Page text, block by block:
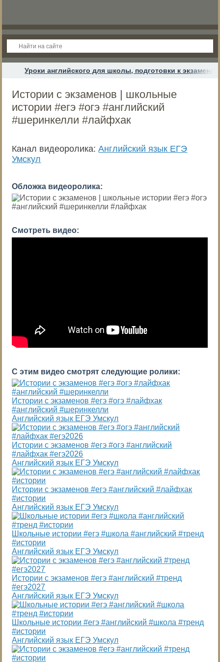
Уроки английского для школы, подготовки к
Истории с экзаменов | школьные
истории #егэ #огэ #английский
#шеринкелли #лайфхак
Канал видеоролика:Английский язык ЕГЭ
Умскул
Обложка видеоролика:
Смотреть видео:
С этим видео смотрят следующие ролики:
Истории с экзаменов #егэ #огэ #лайфхак
#английский #шеринкелли
Английский язык ЕГЭ Умскул
Истории с экзаменов #егэ #огэ #английский
#лайфхак #егэ2026
Английский язык ЕГЭ Умскул
Истории с экзаменов #егэ #английский #лайфхак
#истории
Английский язык ЕГЭ Умскул
Школьные истории #егэ #школа #английский #тренд
#истории
Английский язык ЕГЭ Умскул
Истории с экзаменов #егэ #английский #тренд
#егэ2027
Английский язык ЕГЭ Умскул
Школьные истории #егэ #английский #школа #тренд
#истории
Английский язык ЕГЭ Умскул